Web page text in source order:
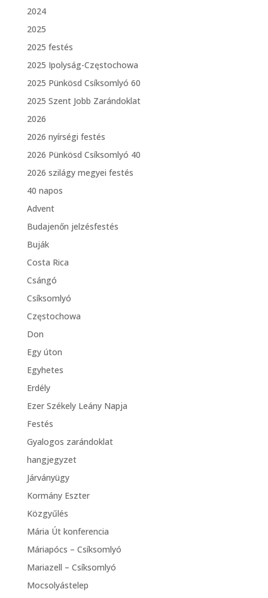
2024
2025
2025 festés
2025 Ipolyság-Częstochowa
2025 Pünkösd Csíksomlyó 60
2025 Szent Jobb Zarándoklat
2026
2026 nyírségi festés
2026 Pünkösd Csíksomlyó 40
2026 szilágy megyei festés
40 napos
Advent
Budajenőn jelzésfestés
Buják
Costa Rica
Csángó
Csíksomlyó
Częstochowa
Don
Egy úton
Egyhetes
Erdély
Ezer Székely Leány Napja
Festés
Gyalogos zarándoklat
hangjegyzet
Járványügy
Kormány Eszter
Közgyűlés
Mária Út konferencia
Máriapócs – Csíksomlyó
Mariazell – Csíksomlyó
Mocsolyástelep